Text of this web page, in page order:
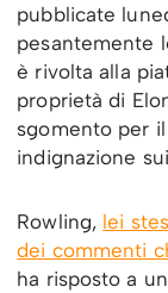
pubblicate
pesantemente
è rivolta alla
proprietà di
sgomento per
indignazione
Rowling, lei
dei commenti
ha risposto a